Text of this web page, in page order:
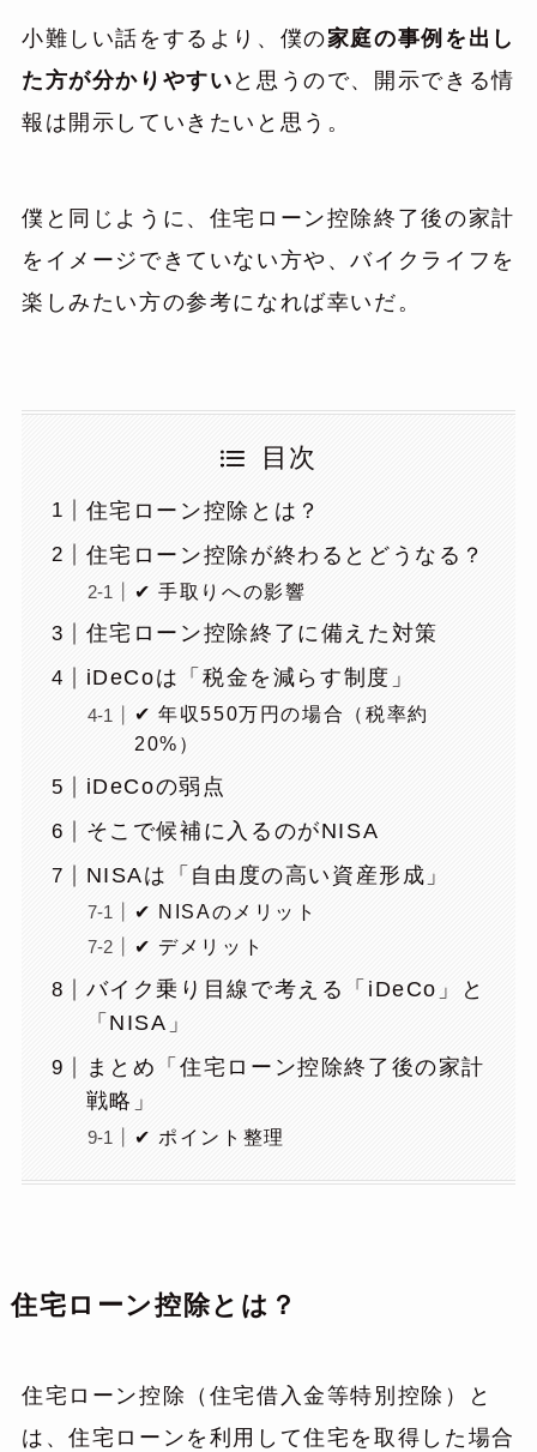
小難しい話をするより、僕の家庭の事例を出し
た方が分かりやすい と思うので、開示できる情
報は開示していきたいと思う。
僕と同じように、住宅ローン控除終了後の家計
をイメージできていない方や、バイクライフを
楽しみたい方の参考になれば幸いだ。
目次
住宅ローン控除とは？
住宅ローン控除が終わるとどうなる？
✔ 手取りへの影響
住宅ローン控除終了に備えた対策
iDeCoは「税金を減らす制度」
✔ 年収550万円の場合（税率約
20%）
iDeCoの弱点
そこで候補に入るのがNISA
NISAは「自由度の高い資産形成」
✔ NISAのメリット
✔ デメリット
バイク乗り目線で考える「iDeCo」と
「NISA」
まとめ「住宅ローン控除終了後の家計
戦略」
✔ ポイント整理
住宅ローン控除とは？
住宅ローン控除（住宅借入金等特別控除）と
は、住宅ローンを利用して住宅を取得した場合